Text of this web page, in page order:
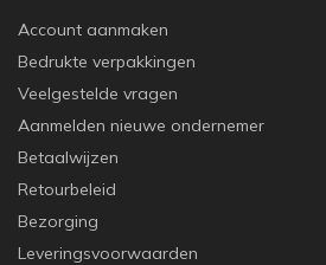
Account aanmaken
Bedrukte verpakkingen
Veelgestelde vragen
Aanmelden nieuwe ondernemer
Betaalwijzen
Retourbeleid
Bezorging
Leveringsvoorwaarden